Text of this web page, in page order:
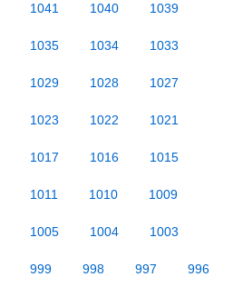
1041 1040 1039
1035 1034 1033
1029 1028 1027
1023 1022 1021
1017 1016 1015
1011 1010 1009
1005 1004 1003
999 998 997 996